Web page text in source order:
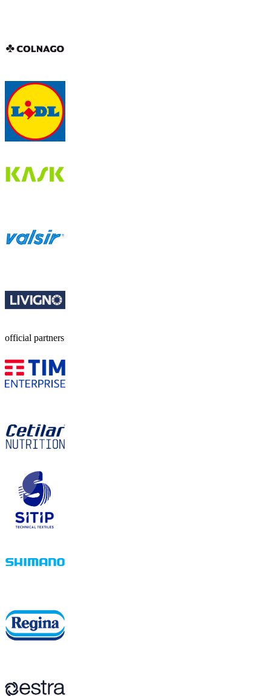
official partners